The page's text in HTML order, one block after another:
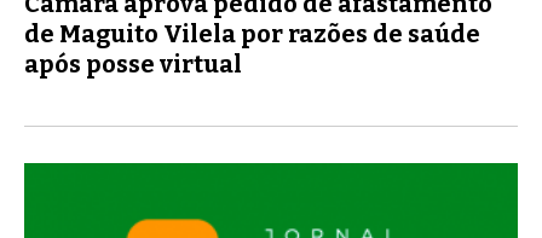
de Maguito Vilela por razões de saúde
após posse virtual